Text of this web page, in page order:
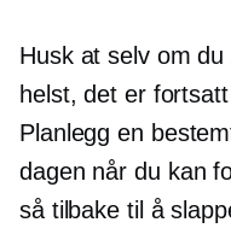
Husk at selv om du
helst, det er
Planlegg en
dagen når du kan
så tilbake til å